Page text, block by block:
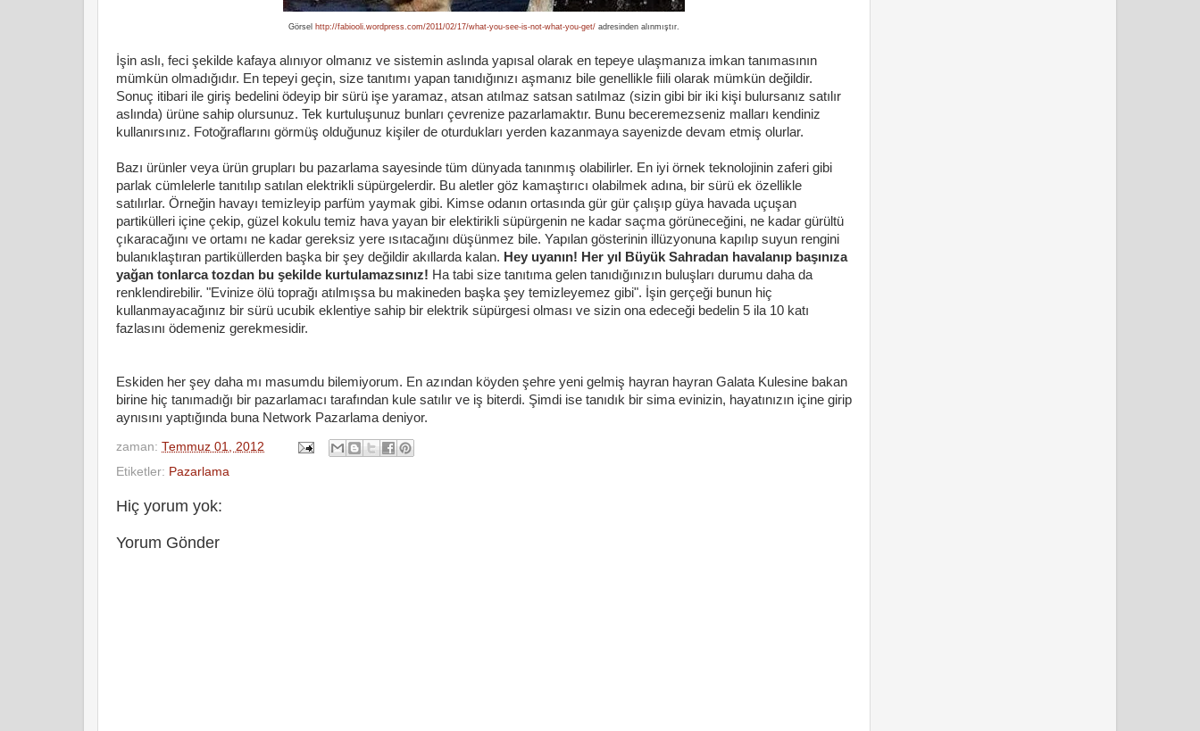
Görsel http://fabiooli.wordpress.com/2011/02/17/what-you-see-is-not-what-you-get/ adresinden alınmıştır.
İşin aslı, feci şekilde kafaya alınıyor olmanız ve sistemin aslında yapısal olarak en tepeye ulaşmanıza imkan tanımasının
mümkün olmadığıdır. En tepeyi geçin, size tanıtımı yapan tanıdığınızı aşmanız bile genellikle fiili olarak mümkün değildir.
Sonuç itibari ile giriş bedelini ödeyip bir sürü işe yaramaz, atsan atılmaz satsan satılmaz (sizin gibi bir iki kişi bulursanız satılır
aslında) ürüne sahip olursunuz. Tek kurtuluşunuz bunları çevrenize pazarlamaktır. Bunu beceremezseniz malları kendiniz
kullanırsınız. Fotoğraflarını görmüş olduğunuz kişiler de oturdukları yerden kazanmaya sayenizde devam etmiş olurlar.
Bazı ürünler veya ürün grupları bu pazarlama sayesinde tüm dünyada tanınmış olabilirler. En iyi örnek teknolojinin zaferi gibi
parlak cümlelerle tanıtılıp satılan elektrikli süpürgelerdir. Bu aletler göz kamaştırıcı olabilmek adına, bir sürü ek özellikle
satılırlar. Örneğin havayı temizleyip parfüm yaymak gibi. Kimse odanın ortasında gür gür çalışıp güya havada uçuşan
partikülleri içine çekip, güzel kokulu temiz hava yayan bir elektirikli süpürgenin ne kadar saçma görüneceğini, ne kadar gürültü
çıkaracağını ve ortamı ne kadar gereksiz yere ısıtacağını düşünmez bile. Yapılan gösterinin illüzyonuna kapılıp suyun rengini
bulanıklaştıran partiküllerden başka bir şey değildir akıllarda kalan. Hey uyanın! Her yıl Büyük Sahradan havalanıp başınıza
yağan tonlarca tozdan bu şekilde kurtulamazsınız! Ha tabi size tanıtıma gelen tanıdığınızın buluşları durumu daha da
renklendirebilir. "Evinize ölü toprağı atılmışsa bu makineden başka şey temizleyemez gibi". İşin gerçeği bunun hiç
kullanmayacağınız bir sürü ucubik eklentiye sahip bir elektrik süpürgesi olması ve sizin ona edeceği bedelin 5 ila 10 katı
fazlasını ödemeniz gerekmesidir.
Eskiden her şey daha mı masumdu bilemiyorum. En azından köyden şehre yeni gelmiş hayran hayran Galata Kulesine bakan
birine hiç tanımadığı bir pazarlamacı tarafından kule satılır ve iş biterdi. Şimdi ise tanıdık bir sima evinizin, hayatınızın içine girip
aynısını yaptığında buna Network Pazarlama deniyor.
zaman: Temmuz 01, 2012
Etiketler: Pazarlama
Hiç yorum yok:
Yorum Gönder